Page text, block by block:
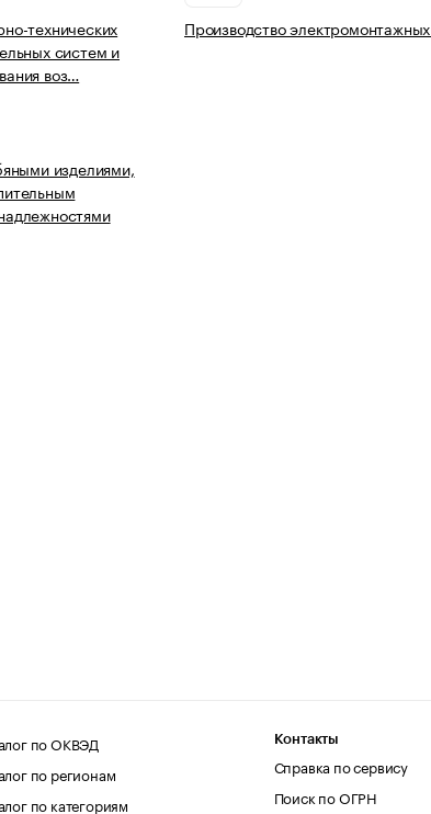
технических
систем и
воз…
Производство
изделиями,
по ОКВЭД
по регионам
по категориям
Контакты
Справка по сервису
Поиск по ОГРН